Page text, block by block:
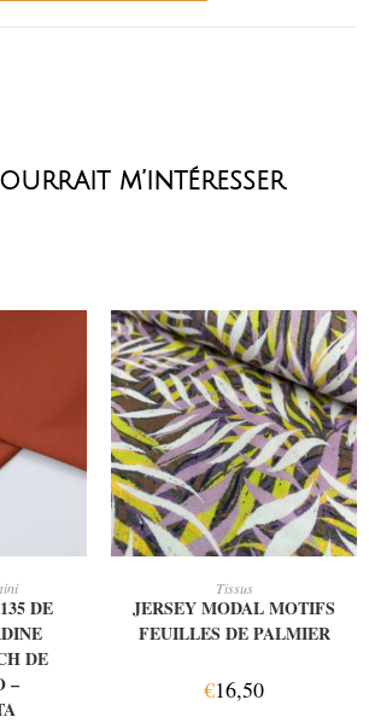
m’intéresser
DE
DE
–
Tissus
JERSEY MODAL MOTIFS
FEUILLES DE PALMIER
€16,50